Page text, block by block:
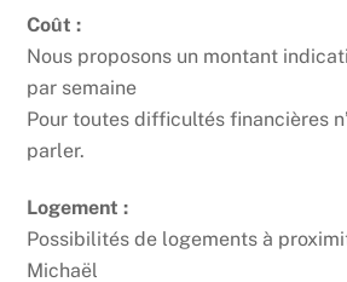
Coût :
Nous proposons un montant
par semaine
Pour toutes difficultés financières
parler.
Logement :
Possibilités de logements à
Michaël